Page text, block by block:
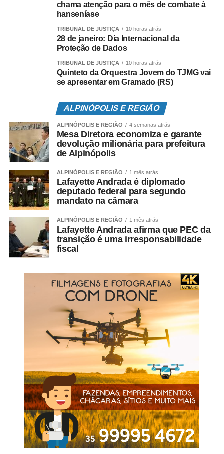
pelos atos terroristas.
pessoas e 7 empresas, sendo que 82 pessoas foram
acusadas de participar efetivamente da depredação do
patrimônio público.
Leia também
Moraes manda à PGR pedido para barrar posse de
deputados investigados
Israel: ataque a tiros em sinagoga de Jerusalém
deixa 7 mortos
EUA: presença de Bolsonaro em condomínio gera
incômodo aos moradores
As outras 52 pessoas e sete empresas tiveram solicitada
a indisponibilidade dos bens por financiarem o fretamento
de ônibus para os atos antidemocráticos.
A Justiça Federal já acolheu o pedido para bloquear bens
dos acusados de financiar veículos que transportaram
pessoas até o Distrito Federal. Cerca de R$ 4,3 milhões
só em veículos de pessoas e empresas envolvidas já
estão bloqueados.
Tarcísio vai com Kassab a jantar de Lira e
ignora Bolsonaro em fala
A 8ª Vara Federal de Brasília já havia aceitado o pedido
da AGU para ampliar para R$ 18,5 milhões o valor a ser
ressarcido em relação aos objetos quebrados durante a
ação dos golpistas no início do mês.
A medida foi elaborada com base em documentos da
chama atenção para o mês de combate à
hanseníase
TRIBUNAL DE JUSTIÇA 10 horas atrás
28 de janeiro: Dia Internacional da
Proteção de Dados
TRIBUNAL DE JUSTIÇA 10 horas atrás
Quinteto da Orquestra Jovem do TJMG vai
se apresentar em Gramado (RS)
ALPINÓPOLIS E REGIÃO
ALPINÓPOLIS E REGIÃO 4 semanas atrás
Mesa Diretora economiza e garante
devolução milionária para prefeitura
de Alpinópolis
ALPINÓPOLIS E REGIÃO 1 mês atrás
Lafayette Andrada é diplomado
deputado federal para segundo
mandato na câmara
ALPINÓPOLIS E REGIÃO 1 mês atrás
Lafayette Andrada afirma que PEC da
transição é uma irresponsabilidade
fiscal